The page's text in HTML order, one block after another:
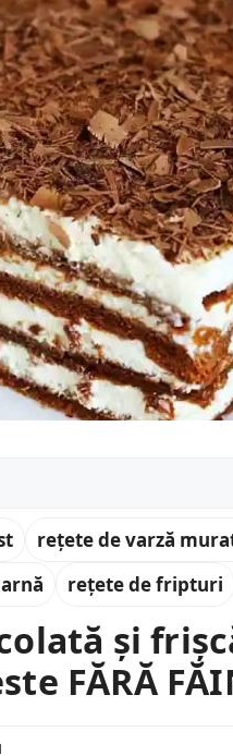
rețete de varză
rețete de fripturi
și
FĂRĂ